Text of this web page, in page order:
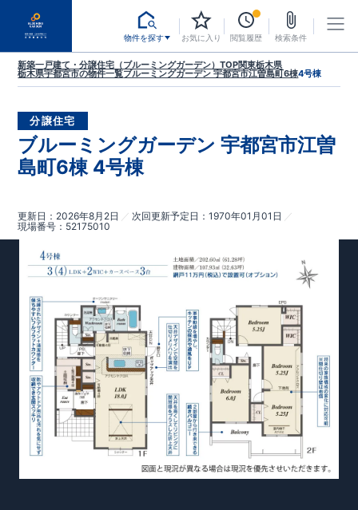
物件を探す お気に入り 閲覧履歴 検索条件
新築一戸建て・分譲住宅（ブルーミングガーデン）TOP関東栃木県
栃木県宇都宮市の物件一覧ブルーミングガーデン 宇都宮市江曽島町6棟4号棟
分譲住宅
ブルーミングガーデン 宇都宮市江曽
島町6棟 4号棟
更新日 2026年8月2日 次回更新予定日
1970年01月01日
現場番号
52175010